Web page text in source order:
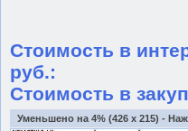
Стоимость в
руб.:
Стоимость в
Уменьшено на 4% (426 x 215) -